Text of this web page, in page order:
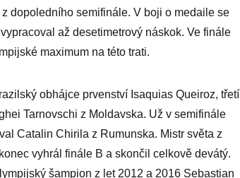
dopoledního semifinále. V boji o medaile se
až desetimetrový náskok. Ve finále
maximum na této trati.
obhájce prvenství Isaquias Queiroz, třetí
Tarnovschi z Moldavska. Už v semifinále
Catalin Chirila z Rumunska. Mistr světa z
vyhrál finále B a skončil celkově devátý.
šampion z let 2012 a 2016 Sebastian